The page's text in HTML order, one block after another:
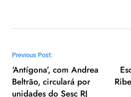
Navegação de Post
Previous Post:
‘Antígona’, com Andrea
Beltrão, circulará por
unidades do Sesc RJ